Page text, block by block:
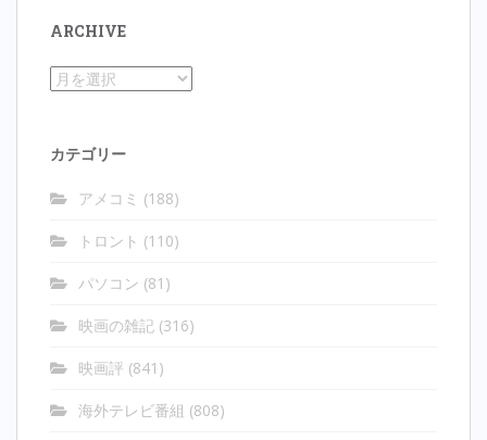
ARCHIVE
Archive
カテゴリー
アメコミ (188)
トロント (110)
パソコン (81)
映画の雑記 (316)
映画評 (841)
海外テレビ番組 (808)